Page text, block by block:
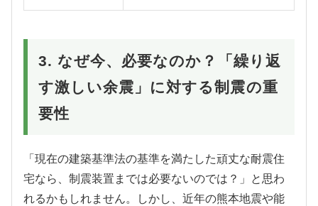
3. なぜ今、必要なのか？「繰り返
す激しい余震」に対する制震の重
要性
「現在の建築基準法の基準を満たした頑丈な耐震住
宅なら、制震装置までは必要ないのでは？」と思わ
れるかもしれません。しかし、近年の熊本地震や能